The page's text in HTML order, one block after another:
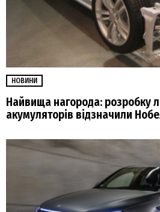
НОВИНИ
Найвища нагорода: розробку
акумуляторів відзначили